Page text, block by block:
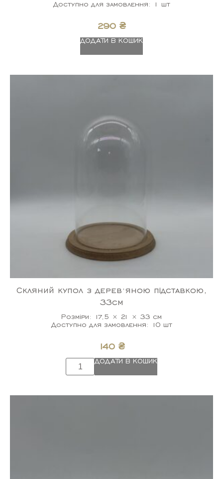
Доступно для замовлення: 1 шт
290 ₴
ДОДАТИ В КОШИК
Скляний купол з деревʼяною підставкою,
33см
Розміри: 17,5 × 21 × 33 см
Доступно для замовлення: 10 шт
140 ₴
ДОДАТИ В КОШИК